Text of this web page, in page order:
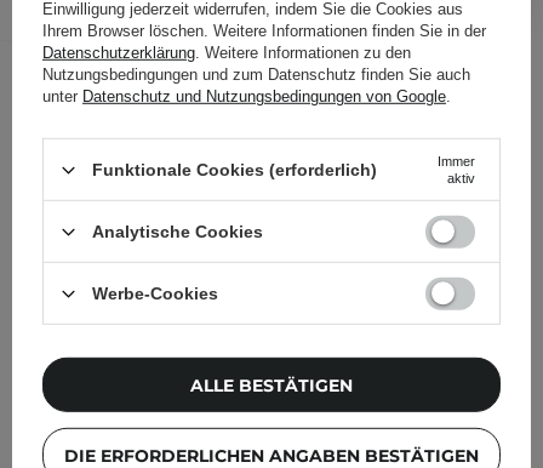
Folgende Produkte wurden von
anderen Kunden geprüft
Einwilligung jederzeit widerrufen, indem Sie die Cookies aus
Ihrem Browser löschen. Weitere Informationen finden Sie in der
Datenschutzerklärung . Weitere Informationen zu den
Nutzungsbedingungen und zum Datenschutz finden Sie auch
unter Datenschutz und Nutzungsbedingungen von Google
Funktionale Cookies (erforderlich)
Immer
aktiv
Analytische Cookies
Werbe-Cookies
DIE ERFORDERLICHEN ANGABEN BESTÄTIGEN
ALLE BESTÄTIGEN